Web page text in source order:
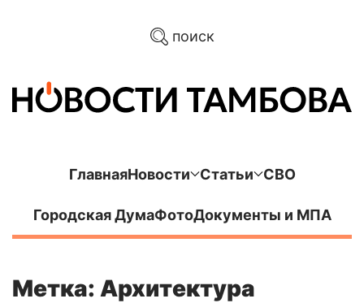
поиск
ГлавнаяНовости Статьи СВО
Городская ДумаФотоДокументы и МПА
Метка: Архитектура